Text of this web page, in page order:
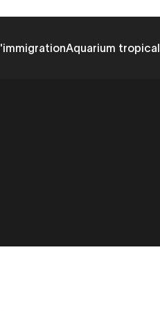
Aquarium tropical